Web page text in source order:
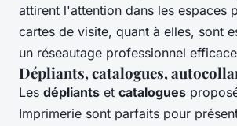
attirent l'attention dans les espaces
cartes de visite, quant à elles, sont
un réseautage professionnel
Dépliants, catalogues,
Les dépliants et catalogues
Imprimerie sont parfaits pour